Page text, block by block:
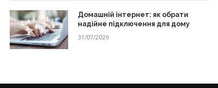
Домашній інтернет: як обрати
надійне підключення для дому
31/07/2026